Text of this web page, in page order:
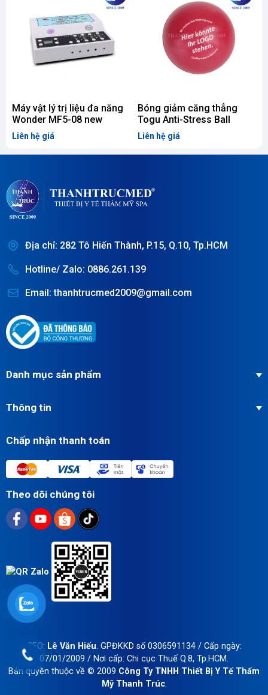
Máy vật lý trị liệu đa năng
Wonder MF5-08 new
Liên hệ giá
Bóng giảm căng thẳng
Togu Anti-Stress Ball
Liên hệ giá
Địa chỉ: 282 Tô Hiến Thành, P.15, Q.10, Tp.HCM
Hotline/ Zalo: 0886.261.139
Email: thanhtrucmed2009@gmail.com
Danh mục sản phẩm
Thông tin
Chấp nhận thanh toán
Theo dõi chúng tôi
Bản quyền thuộc về © 2009 Công Ty TNHH Thiết Bị Y Tế Thẩm
Mỹ Thanh Trúc.
CEO: Lê Văn Hiếu. GPĐKKD số 0306591134 / Cấp ngày:
07/01/2009 / Nơi cấp: Chi cục Thuế Q.8, Tp.HCM.